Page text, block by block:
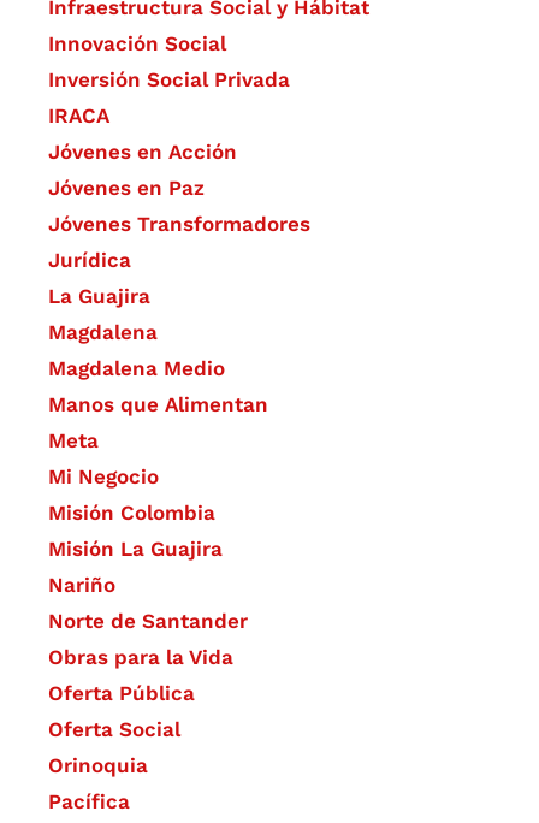
Infraestructura Social y Hábitat
​Innovación Social
Inversión Social Privada
IRACA
Jóvenes en Acción
Jóvenes en Paz
Jóvenes Transformadores
Jurídica
La Guajira
Magdalena
Magdalena Medio
Manos que Alimentan
Meta
Mi Negocio
Misión Colombia
Misión La Guajira
Nariño
Norte de Santander
Obras para la Vida
Oferta Pública
Oferta Social​​
Orinoquia
Pacífica